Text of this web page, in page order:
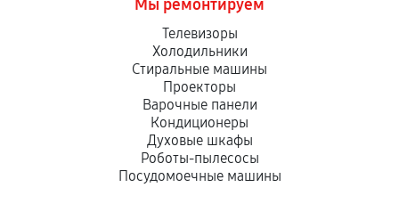
Мы ремонтируем
Телевизоры
Холодильники
Стиральные машины
Проекторы
Варочные панели
Кондиционеры
Духовые шкафы
Роботы-пылесосы
Посудомоечные машины